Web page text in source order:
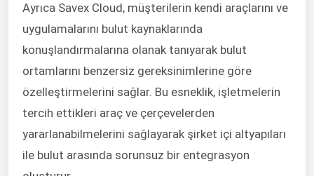
Ayrıca Savex Cloud, müşterilerin kendi araçlarını ve
uygulamalarını bulut kaynaklarında
konuşlandırmalarına olanak tanıyarak bulut
ortamlarını benzersiz gereksinimlerine göre
özelleştirmelerini sağlar. Bu esneklik, işletmelerin
tercih ettikleri araç ve çerçevelerden
yararlanabilmelerini sağlayarak şirket içi altyapıları
ile bulut arasında sorunsuz bir entegrasyon